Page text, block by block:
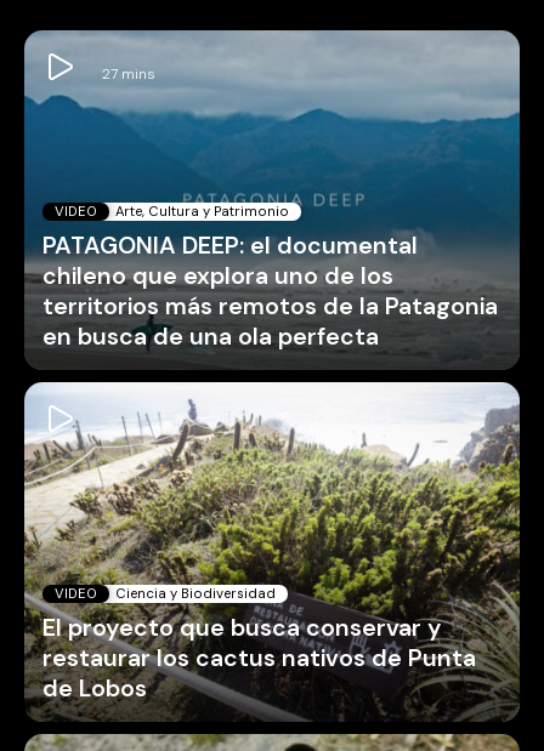
VIDEO Arte, Cultura y Patrimonio
PATAGONIA DEEP: el documental
chileno que explora uno de los
territorios más remotos de la Patagonia
en busca de una ola perfecta
VIDEO Ciencia y Biodiversidad
El proyecto que busca conservar y
restaurar los cactus nativos de Punta
de Lobos